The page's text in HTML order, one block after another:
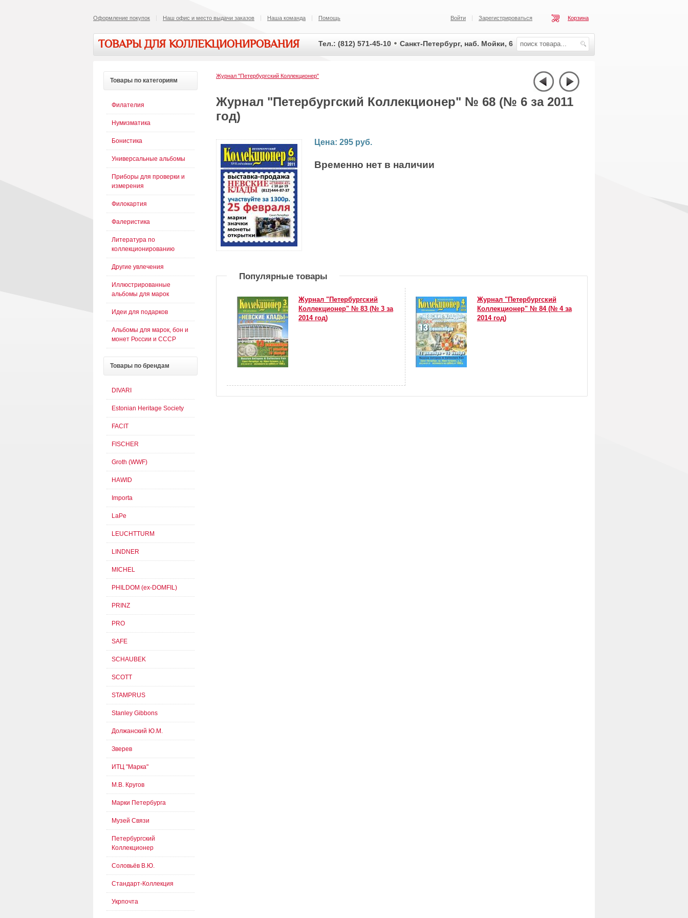
Оформление покупок Наш офис и место выдачи заказов Наша команда Помощь Корзина
Зарегистрироваться
Войти
ТОВАРЫ ДЛЯ КОЛЛЕКЦИОНИРОВАНИЯ Тел.: (812) 571-45-10 Санкт-Петербург, наб. Мойки, 6
Журнал "Петербургский Коллекционер"
Журнал "Петербургский Коллекционер" № 68 (№ 6 за 2011
год)
Цена: 295 руб.
Временно нет в наличии
Популярные товары
Журнал "Петербургский
Коллекционер" № 83 (№ 3 за
2014 год)
Журнал "Петербургский
Коллекционер" № 84 (№ 4 за
2014 год)
Товары по категориям
Филателия
Нумизматика
Бонистика
Универсальные альбомы
Приборы для проверки и
измерения
Филокартия
Фалеристика
Литература по
коллекционированию
Другие увлечения
Иллюстрированные
альбомы для марок
Идеи для подарков
Альбомы для марок, бон и
монет России и СССР
Товары по брендам
DIVARI
Estonian Heritage Society
FACIT
FISCHER
Groth (WWF)
HAWID
Importa
LaPe
LEUCHTTURM
LINDNER
MICHEL
PHILDOM (ex-DOMFIL)
PRINZ
PRO
SAFE
SCHAUBEK
SCOTT
STAMPRUS
Stanley Gibbons
Должанский Ю.М.
Зверев
ИТЦ "Марка"
М.В. Кругов
Марки Петербурга
Музей Связи
Петербургский
Коллекционер
Соловьёв В.Ю.
Стандарт-Коллекция
Укрпочта